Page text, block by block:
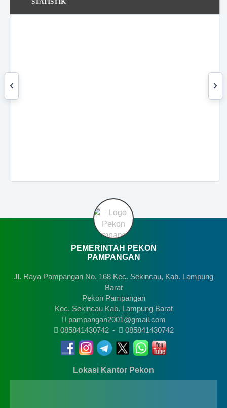
PEMERINTAH PEKON
PAMPANGAN
Jl. Raya Pampangan No. 168 Kec. Sekincau, Kab. Lampung
Barat
Pekon Pampangan
Kec. Sekincau Kab. Lampung Barat
pampangan2001@gmail.com
085841430742 - 085841430742
Lokasi Kantor Pekon